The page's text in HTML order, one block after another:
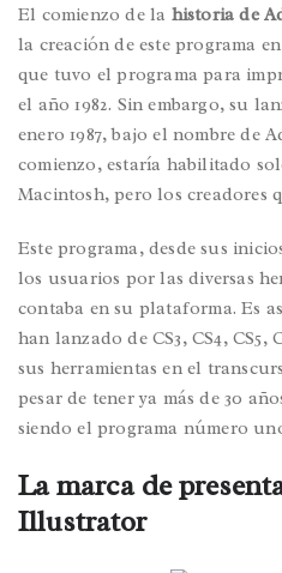
El comienzo de la historia de
la creación de este programa
que tuvo el programa para
el año 1982. Sin embargo, su
enero 1987, bajo el nombre de
comienzo, estaría habilitado
Macintosh, pero los creadores
Este programa, desde sus
los usuarios por las diversas
contaba en su plataforma. Es
han lanzado de CS3, CS4,
sus herramientas en el
pesar de tener ya más de 30
siendo el programa número
La marca de
Illustrator